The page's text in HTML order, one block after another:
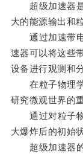
超级加速器是
大的能源输出和
通过加速带电
速器可以将这些
设备进行观测和
在粒子物理学
研究微观世界的
通过对粒子物
大爆炸后的初始
超级加速器的